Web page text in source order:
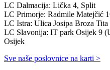
LC Dalmacija: Lička 4, Split
LC Primorje: Radmile Matejčić
LC Istra: Ulica Josipa Broza
LC Slavonija: IT park Osijek 9
Osijek
Sve naše poslovnice na karti >